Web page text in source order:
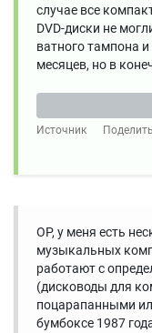
случае все
DVD-диски не
ватного тампона
месяцев, но в
Источник
OP, у меня есть
музыкальных
работают с
(дисководы для
поцарапанными
бумбоксе 1987